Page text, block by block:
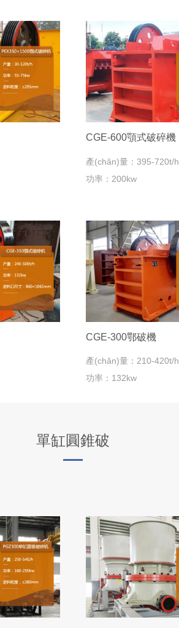
CGE-600顎式破碎機
產(chǎn)量：395-720t/h
功率：200kw
CGE-300鄂破機
產(chǎn)量：210-420t/h
功率：132kw
單缸圓錐破